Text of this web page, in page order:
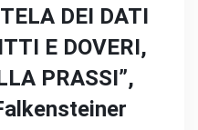
DEI DATI
E DOVERI,
PRASSI”,